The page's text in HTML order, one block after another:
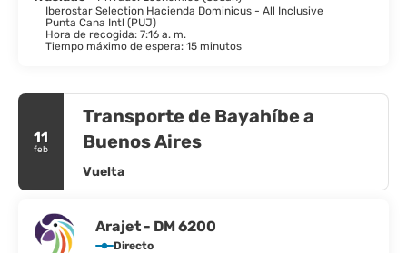
Iberostar Selection Hacienda Dominicus - All Inclusive
Punta Cana Intl (PUJ)
Hora de recogida: 7:16 a. m.
Tiempo máximo de espera: 15 minutos
11
feb
Transporte de Bayahíbe a
Buenos Aires
Vuelta
Arajet - DM 6200
Directo